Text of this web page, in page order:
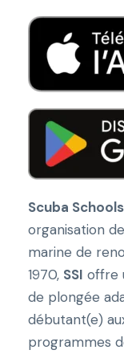
Scuba
organisation
marine de
1970, SSI offre
de plongée
débutant(e)
programmes